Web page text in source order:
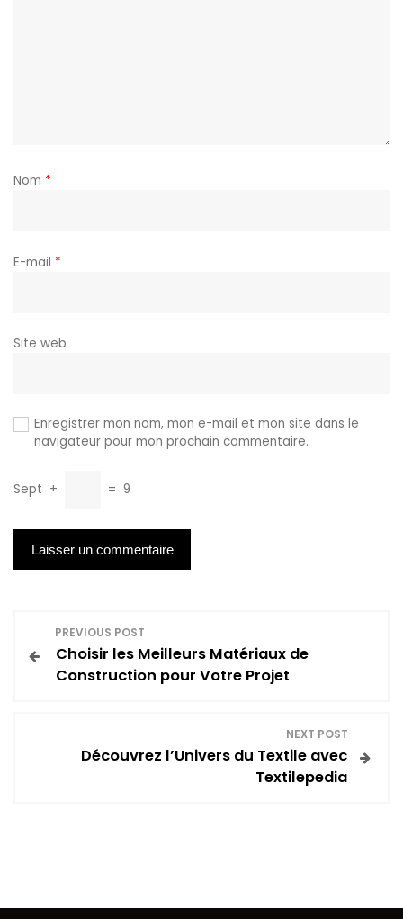
Nom *
E-mail *
Site web
Enregistrer mon nom, mon e-mail et mon site dans le
navigateur pour mon prochain commentaire.
Sept + = 9
a
PREVIOUS POST
Choisir les Meilleurs Matériaux de
Construction pour Votre Projet
NEXT POST
Découvrez l’Univers du Textile avec
Textilepedia